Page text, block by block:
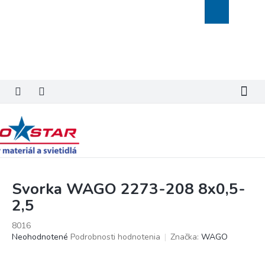
košík
Svorka WAGO 2273-208 8x0,5-
2,5
8016
Priemerné
Neohodnotené Podrobnosti hodnotenia Značka: WAGO